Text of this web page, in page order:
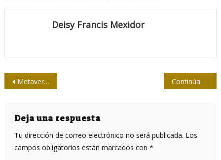
Deisy Francis Mexidor
Navegación
entradas
Metaverso: qué es y cómo cambiará nuestras vidas Continúa preparación para el tope final del sóftbol de la prensa
Deja una respuesta
Tu dirección de correo electrónico no será publicada. Los
campos obligatorios están marcados con *